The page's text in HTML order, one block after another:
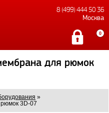
8 (499) 444 50 36
Москва
0
для рюмок
»
3D-07